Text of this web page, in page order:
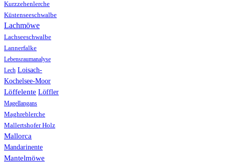
Kurzzehenlerche
Küstenseeschwalbe
Lachmöwe
Lachseeschwalbe
Lannerfalke
Lebensraumanalyse
Lech Loisach-
Kochelsee-Moor
Löffelente Löffler
Magellangans
Maghreblerche
Mallertshofer Holz
Mallorca
Mandarinente
Mantelmöwe